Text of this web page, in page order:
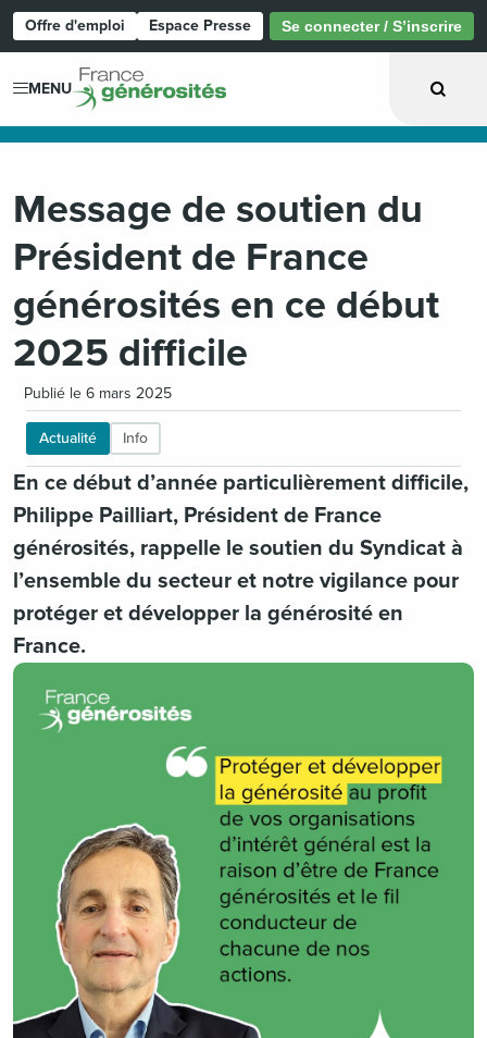
Offre d'emploi Espace Presse Se connecter / S’inscrire
MENU
Message de soutien du
Président de France
générosités en ce début
2025 difficile
Publié le 6 mars 2025
Actualité Info
En ce début d’année particulièrement difficile,
Philippe Pailliart, Président de France
générosités, rappelle le soutien du Syndicat à
l’ensemble du secteur et notre vigilance pour
protéger et développer la générosité en
France.